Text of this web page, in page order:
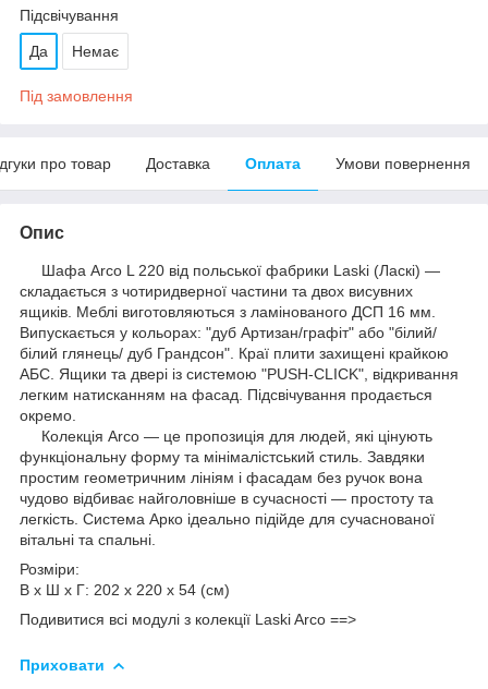
Підсвічування
Да Немає
Під замовлення
про товар Доставка Оплата Умови повернення
Опис
Шафа Arco L 220 від польської фабрики Laski (Ласкі) —
складається з чотиридверної частини та двох висувних
ящиків. Меблі виготовляються з ламінованого ДСП 16 мм.
Випускається у кольорах: "дуб Артизан/графіт" або "білий/
білий глянець/ дуб Грандсон". Краї плити захищені крайкою
АБС. Ящики та двері із системою "PUSH-CLICK", відкривання
легким натисканням на фасад. Підсвічування продається
окремо.
Колекція Arco — це пропозиція для людей, які цінують
функціональну форму та мінімалістський стиль. Завдяки
простим геометричним лініям і фасадам без ручок вона
чудово відбиває найголовніше в сучасності — простоту та
легкість. Система Арко ідеально підійде для сучаснованої
вітальні та спальні.
Розміри:
В х Ш х Г: 202 х 220 х 54 (см)
Подивитися всі модулі з колекції Laski Arco ==>
Приховати